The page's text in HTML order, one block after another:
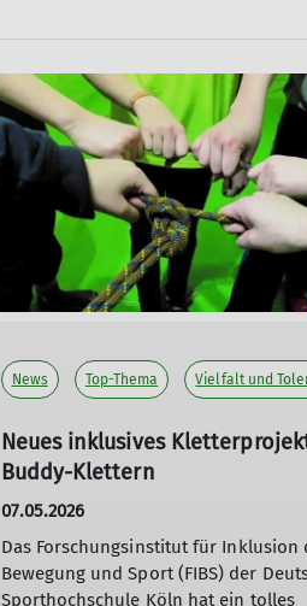
News Top-Thema Vielfalt und
Neues inklusives
Buddy-Klettern
07.05.2026
Das Forschungsinstitut für Inklusion
Bewegung und Sport (FIBS) der
Sporthochschule Köln hat ein tolles